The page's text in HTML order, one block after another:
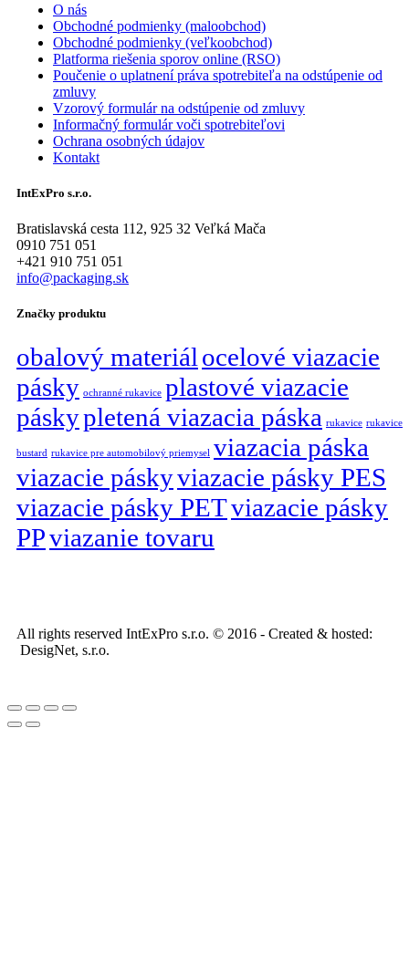
O nás
Obchodné podmienky (maloobchod)
Obchodné podmienky (veľkoobchod)
Platforma riešenia sporov online (RSO)
Poučenie o uplatnení práva spotrebiteľa na odstúpenie od
zmluvy
Vzorový formulár na odstúpenie od zmluvy
Informačný formulár voči spotrebiteľovi
Ochrana osobných údajov
Kontakt
IntExPro s.r.o.
Bratislavská cesta 112, 925 32 Veľká Mača
0910 751 051
+421 910 751 051
info@packaging.sk
Značky produktu
obalový materiál ocelové viazacie
pásky ochranné rukavice plastové viazacie
páskypletená viazacia páska rukavice rukavice
bustard rukavice pre automobilový priemysel viazacia páska
viazacie páskyviazacie pásky PES
viazacie pásky PETviazacie pásky
PPviazanie tovaru
All rights reserved IntExPro s.r.o. © 2016 - Created & hosted:
DesigNet, s.r.o.